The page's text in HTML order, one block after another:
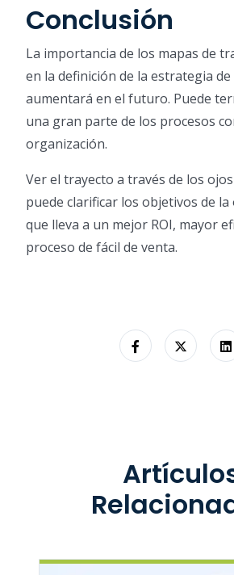
Conclusión
La importancia de los mapas de
en la definición de la estrategia
aumentará en el futuro. Puede
una gran parte de los procesos
organización.
Ver el trayecto a través de los
puede clarificar los objetivos de
que lleva a un mejor ROI, mayor
proceso de fácil de venta.